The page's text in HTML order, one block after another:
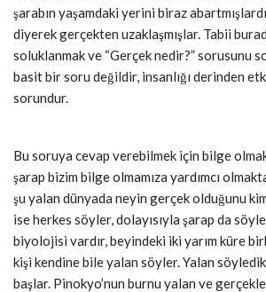
şarabın yaşamdaki yerini biraz
diyerek gerçekten uzaklaşmışlar. Tabii
soluklanmak ve “Gerçek nedir?” sorusunu
basit bir soru değildir, insanlığı derinden
sorundur.
Bu soruya cevap verebilmek için bilge
şarap bizim bilge olmamıza yardımcı
şu yalan dünyada neyin gerçek olduğunu
ise herkes söyler, dolayısıyla şarap da
biyolojisi vardır, beyindeki iki yarım küre
kişi kendine bile yalan söyler. Yalan
başlar. Pinokyo’nun burnu yalan ve